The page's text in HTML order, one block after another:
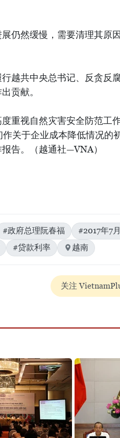
仍然缓慢，需要清理其原
越共中央总书记、反贪反
贡献。
重视自然灾害安全防范工
关于企业成本降低情况的
告。（越通社—VNA）
#政府总理阮春福 #2017年7
#贷款利率 越南
关注